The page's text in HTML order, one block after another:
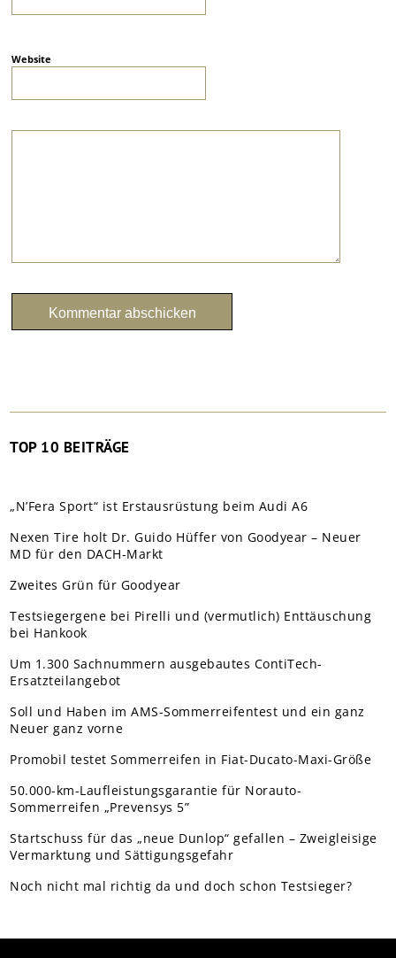
Website
TOP 10 BEITRÄGE
„N’Fera Sport“ ist Erstausrüstung beim Audi A6
Nexen Tire holt Dr. Guido Hüffer von Goodyear – Neuer
MD für den DACH-Markt
Zweites Grün für Goodyear
Testsiegergene bei Pirelli und (vermutlich) Enttäuschung
bei Hankook
Um 1.300 Sachnummern ausgebautes ContiTech-
Ersatzteilangebot
Soll und Haben im AMS-Sommerreifentest und ein ganz
Neuer ganz vorne
Promobil testet Sommerreifen in Fiat-Ducato-Maxi-Größe
50.000-km-Laufleistungsgarantie für Norauto-
Sommerreifen „Prevensys 5”
Startschuss für das „neue Dunlop“ gefallen – Zweigleisige
Vermarktung und Sättigungsgefahr
Noch nicht mal richtig da und doch schon Testsieger?